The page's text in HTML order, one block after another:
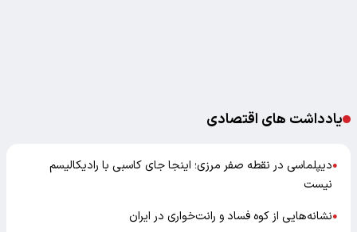
یادداشت های اقتصادی
●دیپلماسی در نقطه صفر مرزی؛ اینجا جای کاسبی با رادیکالیسم
نیست
●نشانه‌هایی از کوه فساد و رانت‌خواری در ایران